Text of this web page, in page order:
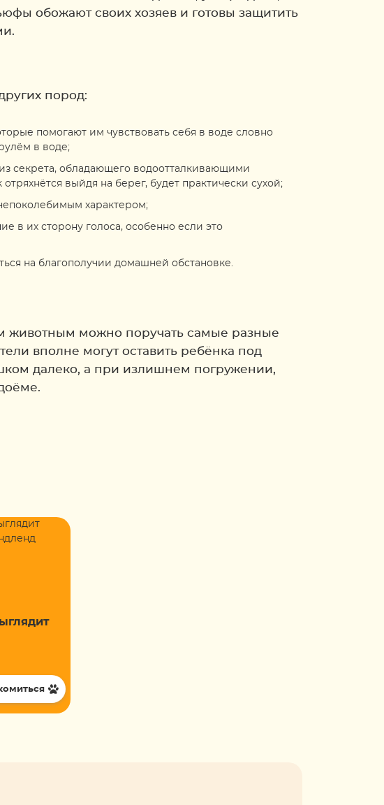
обожают своих хозяев и готовы защитить
пород:
помогают им чувствовать себя в воде словно
в воде;
секрета, обладающего водоотталкивающими
выйдя на берег, будет практически сухой;
характером;
в их сторону голоса, особенно если это
на благополучии домашней обстановке.
животным можно поручать самые разные
вполне могут оставить ребёнка под
далеко, а при излишнем погружении,